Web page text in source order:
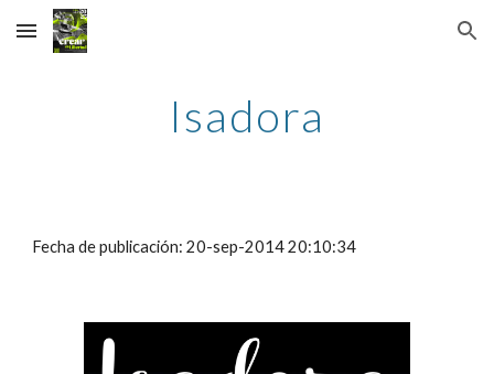
Skip to main content Skip to navigation
Isadora
Fecha de publicación: 20-sep-2014 20:10:34